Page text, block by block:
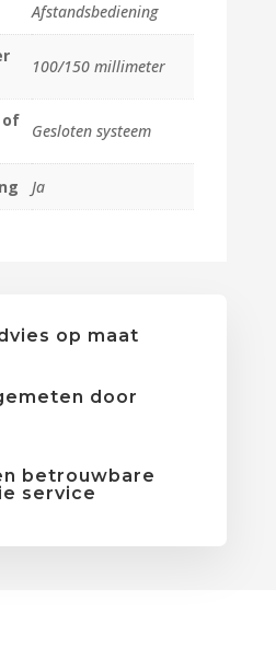
Afstandsbediening
100/150 millimeter
of
Gesloten systeem
Ja
op maat
door
betrouwbare
service